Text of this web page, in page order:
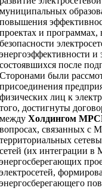
муниципальных
повышения
проектах и
безопасности
энергоэффективности
состоявшихся после
Сторонами были
присоединения
физических лиц к
того, достигнуты
междуХолдингом
вопросах, связанных с
территориальных
сетей (их интеграции
энергосберегающих
электросетей,
энергосберегающего